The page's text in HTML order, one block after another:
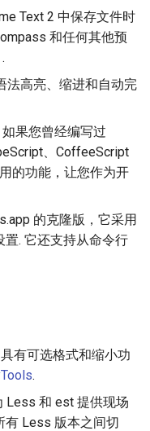
Text 2 中保存文件时
和任何其他预
法高亮、缩进和自动完
如果您曾经编写过
、CoffeeScript
的功能，让您作为开
的克隆版，它采用
. 它还支持从命令行
有可选格式和缩小功
.
Less 和 est 提供现场
有 Less 版本之间切